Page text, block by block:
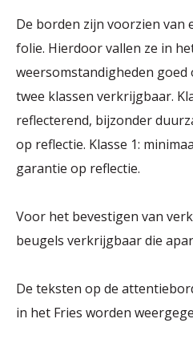
De borden zijn voorzien van
folie. Hierdoor vallen ze in
weersomstandigheden goed
twee klassen verkrijgbaar.
reflecterend, bijzonder
op reflectie. Klasse 1:
garantie op reflectie.
Voor het bevestigen van
beugels verkrijgbaar die
De teksten op de
in het Fries worden